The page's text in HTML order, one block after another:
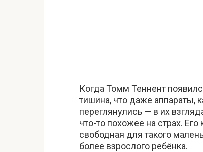
Когда Томм Теннент
тишина, что даже аппараты,
переглянулись — в их
что-то похожее на страх.
свободная для такого
более взрослого ребёнка.